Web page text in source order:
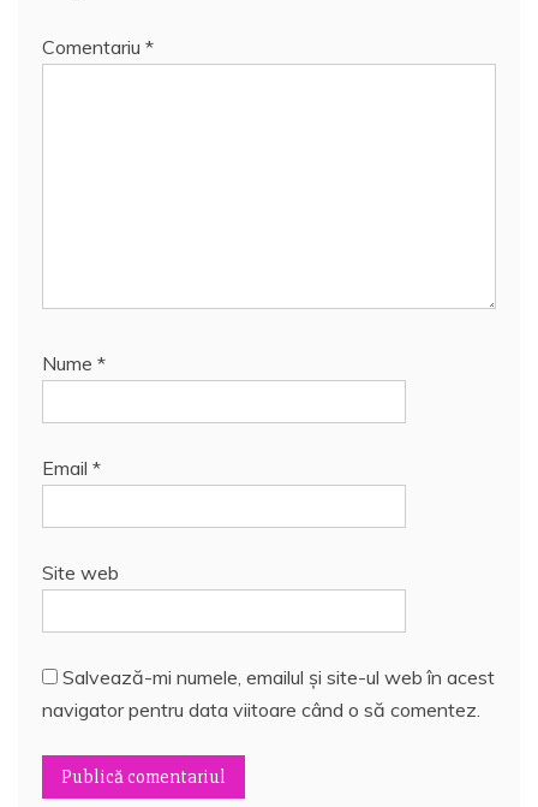
Comentariu *
Nume *
Email *
Site web
Salvează-mi numele, emailul și site-ul web în acest
navigator pentru data viitoare când o să comentez.